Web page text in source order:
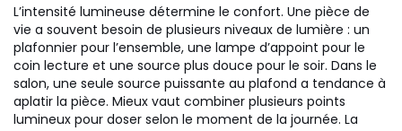
L’intensité lumineuse détermine le confort. Une pièce de
vie a souvent besoin de plusieurs niveaux de lumière : un
plafonnier pour l’ensemble, une lampe d’appoint pour le
coin lecture et une source plus douce pour le soir. Dans le
salon, une seule source puissante au plafond a tendance à
aplatir la pièce. Mieux vaut combiner plusieurs points
lumineux pour doser selon le moment de la journée. La